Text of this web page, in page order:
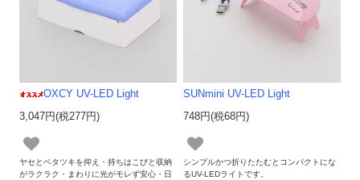
OXCY UV-LED Light
3,047円(税277円)
ヤセとベタツキを抑え・持ちはこびと収納
がラクラク・まわりに光がモレず安心・日
SUNmini UV-LED Light
748円(税68円)
シンプルかつ折りたたむとコンパクトにな
るUV-LEDライトです。